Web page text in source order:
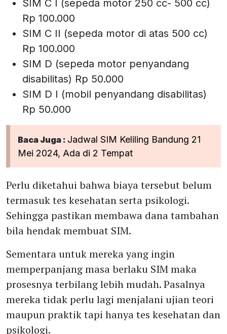
SIM C I (sepeda motor 250 cc- 500 cc)
Rp 100.000
SIM C II (sepeda motor di atas 500 cc)
Rp 100.000
SIM D (sepeda motor penyandang
disabilitas) Rp 50.000
SIM D I (mobil penyandang disabilitas)
Rp 50.000
Baca Juga : Jadwal SIM Keliling Bandung 21
Mei 2024, Ada di 2 Tempat
Perlu diketahui bahwa biaya tersebut belum
termasuk tes kesehatan serta psikologi.
Sehingga pastikan membawa dana tambahan
bila hendak membuat SIM.
Sementara untuk mereka yang ingin
memperpanjang masa berlaku SIM maka
prosesnya terbilang lebih mudah. Pasalnya
mereka tidak perlu lagi menjalani ujian teori
maupun praktik tapi hanya tes kesehatan dan
psikologi.